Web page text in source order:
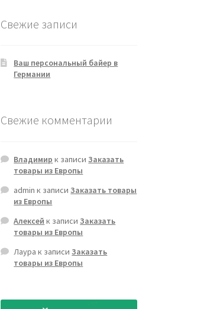
Свежие записи
Ваш персональный байер в
Германии
Свежие комментарии
Владимир к записиЗаказать
товары из Европы
admin к записиЗаказать товары
из Европы
Алексей к записиЗаказать
товары из Европы
Лаура к записиЗаказать
товары из Европы